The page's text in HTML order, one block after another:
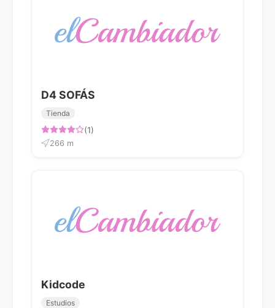
D4 SOFÁS
Tienda
(1)
266 m
Kidcode
Estudios